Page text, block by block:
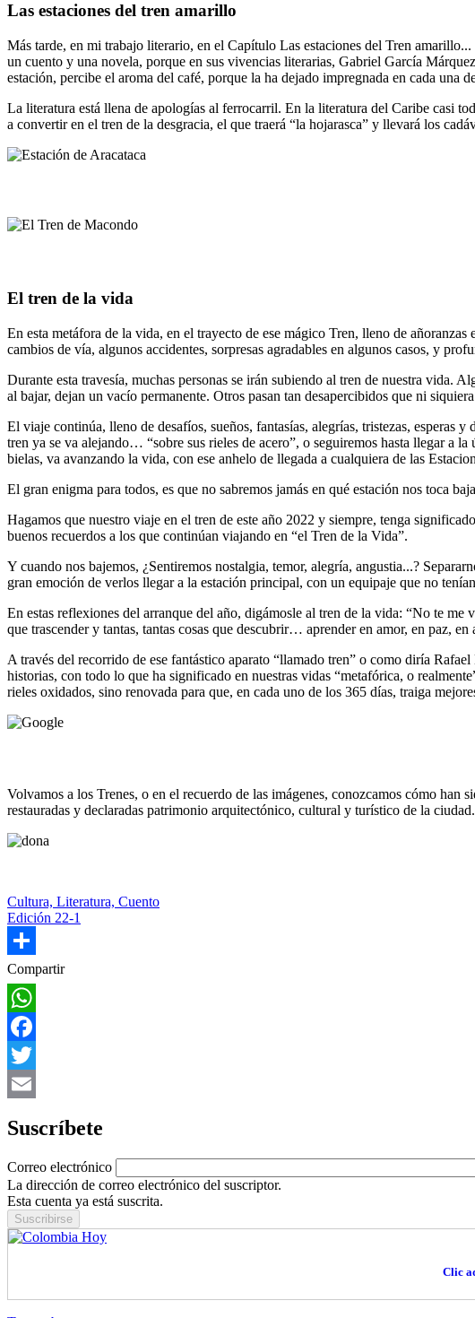
Las estaciones del tren amarillo
Más tarde, en mi trabajo literario, en el Capítulo Las estaciones del Tren
un cuento y una novela, porque en sus vivencias literarias, Gabriel García
estación, percibe el aroma del café, porque la ha dejado impregnada en cada una
La literatura está llena de apologías al ferrocarril. En la literatura del Caribe casi
a convertir en el tren de la desgracia, el que traerá “la hojarasca” y llevará los
El tren de la vida
En esta metáfora de la vida, en el trayecto de ese mágico Tren, lleno de
cambios de vía, algunos accidentes, sorpresas agradables en algunos casos, y
Durante esta travesía, muchas personas se irán subiendo al tren de nuestra vida.
al bajar, dejan un vacío permanente. Otros pasan tan desapercibidos que ni
El viaje continúa, lleno de desafíos, sueños, fantasías, alegrías, tristezas, esperas
tren ya se va alejando… “sobre sus rieles de acero”, o seguiremos hasta llegar a
bielas, va avanzando la vida, con ese anhelo de llegada a cualquiera de las
El gran enigma para todos, es que no sabremos jamás en qué estación nos toca
Hagamos que nuestro viaje en el tren de este año 2022 y siempre, tenga
buenos recuerdos a los que continúan viajando en “el Tren de la Vida”.
Y cuando nos bajemos, ¿Sentiremos nostalgia, temor, alegría, angustia...?
gran emoción de verlos llegar a la estación principal, con un equipaje que no
En estas reflexiones del arranque del año, digámosle al tren de la vida: “No te me
que trascender y tantas, tantas cosas que descubrir… aprender en amor, en paz,
A través del recorrido de ese fantástico aparato “llamado tren” o como diría
historias, con todo lo que ha significado en nuestras vidas “metafórica, o
rieles oxidados, sino renovada para que, en cada uno de los 365 días, traiga
Volvamos a los Trenes, o en el recuerdo de las imágenes, conozcamos cómo
restauradas y declaradas patrimonio arquitectónico, cultural y turístico de la ciudad.
Cultura, Literatura, Cuento
Edición 22-1
Share
Compartir
WhatsApp
Facebook
Twitter
Suscríbete
Correo electrónico
La dirección de correo electrónico del suscriptor.
Esta cuenta ya está suscrita.
Clic